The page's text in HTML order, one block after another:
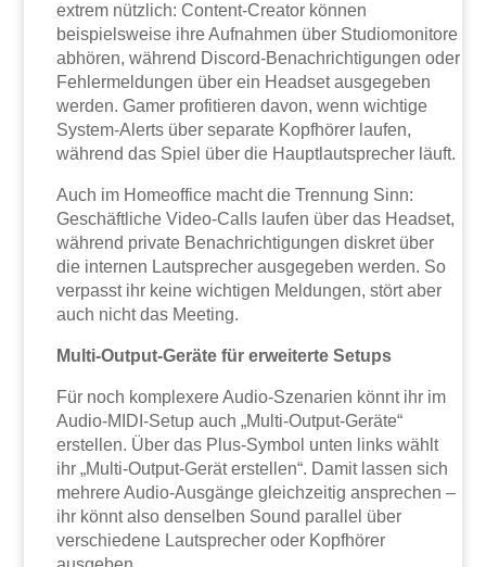
extrem nützlich: Content-Creator können
beispielsweise ihre Aufnahmen über Studiomonitore
abhören, während Discord-Benachrichtigungen oder
Fehlermeldungen über ein Headset ausgegeben
werden. Gamer profitieren davon, wenn wichtige
System-Alerts über separate Kopfhörer laufen,
während das Spiel über die Hauptlautsprecher läuft.
Auch im Homeoffice macht die Trennung Sinn:
Geschäftliche Video-Calls laufen über das Headset,
während private Benachrichtigungen diskret über
die internen Lautsprecher ausgegeben werden. So
verpasst ihr keine wichtigen Meldungen, stört aber
auch nicht das Meeting.
Multi-Output-Geräte für erweiterte Setups
Für noch komplexere Audio-Szenarien könnt ihr im
Audio-MIDI-Setup auch „Multi-Output-Geräte“
erstellen. Über das Plus-Symbol unten links wählt
ihr „Multi-Output-Gerät erstellen“. Damit lassen sich
mehrere Audio-Ausgänge gleichzeitig ansprechen –
ihr könnt also denselben Sound parallel über
verschiedene Lautsprecher oder Kopfhörer